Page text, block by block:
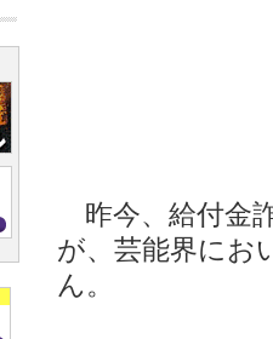
昨今、給付金
が、芸能界にお
ん。